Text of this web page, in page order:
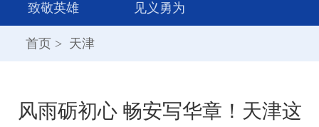
致敬英雄
见义勇为
首页 > 天津
风雨砺初心 畅安写华章！天津这